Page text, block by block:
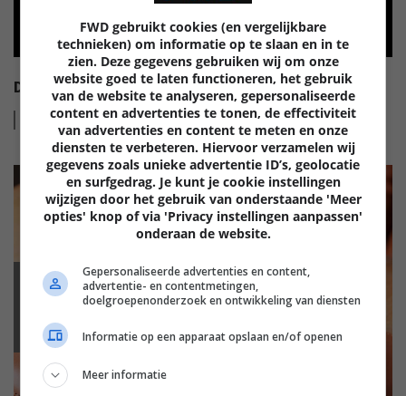
DRAADLOZE ANC HOOFDTELEFOON VAN TEUFEL
meer
FWD gebruikt cookies (en vergelijkbare
technieken) om informatie op te slaan en in te
zien. Deze gegevens gebruiken wij om onze
website goed te laten functioneren, het gebruik
van de website te analyseren, gepersonaliseerde
content en advertenties te tonen, de effectiviteit
van advertenties en content te meten en onze
diensten te verbeteren. Hiervoor verzamelen wij
gegevens zoals unieke advertentie ID’s, geolocatie
en surfgedrag. Je kunt je cookie instellingen
wijzigen door het gebruik van onderstaande 'Meer
opties' knop of via 'Privacy instellingen aanpassen'
onderaan de website.
Gepersonaliseerde advertenties en content,
advertentie- en contentmetingen,
doelgroepenonderzoek en ontwikkeling van diensten
Informatie op een apparaat opslaan en/of openen
Meer informatie